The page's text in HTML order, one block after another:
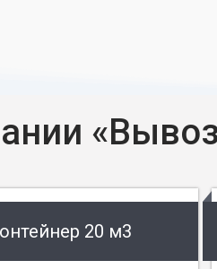
20 м3